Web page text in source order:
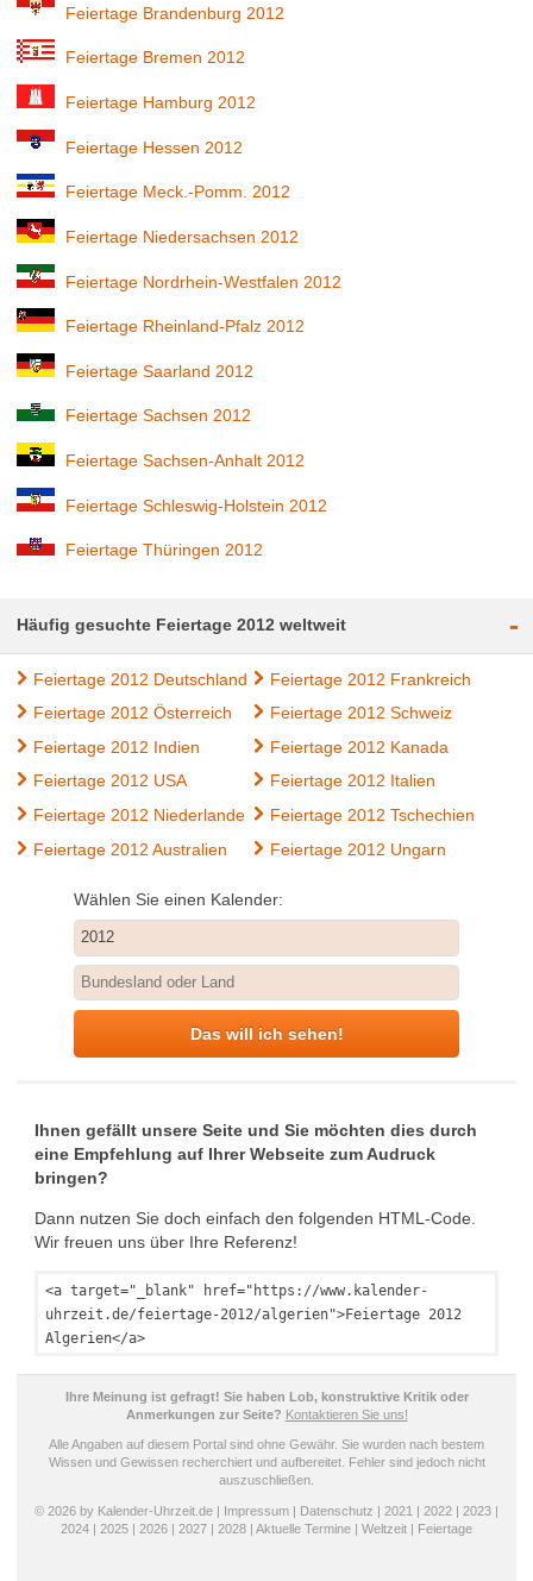
Feiertage Brandenburg 2012
Feiertage Bremen 2012
Feiertage Hamburg 2012
Feiertage Hessen 2012
Feiertage Meck.-Pomm. 2012
Feiertage Niedersachsen 2012
Feiertage Nordrhein-Westfalen 2012
Feiertage Rheinland-Pfalz 2012
Feiertage Saarland 2012
Feiertage Sachsen 2012
Feiertage Sachsen-Anhalt 2012
Feiertage Schleswig-Holstein 2012
Feiertage Thüringen 2012
Häufig gesuchte Feiertage 2012 weltweit -
Feiertage 2012 Deutschland
Feiertage 2012 Frankreich
Feiertage 2012 Österreich
Feiertage 2012 Schweiz
Feiertage 2012 Indien
Feiertage 2012 Kanada
Feiertage 2012 USA
Feiertage 2012 Italien
Feiertage 2012 Niederlande
Feiertage 2012 Tschechien
Feiertage 2012 Australien
Feiertage 2012 Ungarn
Wählen Sie einen Kalender:
Das will ich sehen!
Ihnen gefällt unsere Seite und Sie möchten dies durch
eine Empfehlung auf Ihrer Webseite zum Audruck
bringen?
Dann nutzen Sie doch einfach den folgenden HTML-Code.
Wir freuen uns über Ihre Referenz!
<a target="_blank" href="https://www.kalender-
uhrzeit.de/feiertage-2012/algerien">Feiertage 2012
Algerien</a>
Ihre Meinung ist gefragt! Sie haben Lob, konstruktive Kritik oder
Anmerkungen zur Seite? Kontaktieren Sie uns!
Alle Angaben auf diesem Portal sind ohne Gewähr. Sie wurden nach bestem
Wissen und Gewissen recherchiert und aufbereitet. Fehler sind jedoch nicht
auszuschließen.
© 2026 by Kalender-Uhrzeit.de | Impressum Datenschutz 2021 2022 2023
2024
2025 2026 2027 2028 Aktuelle Termine Weltzeit Feiertage